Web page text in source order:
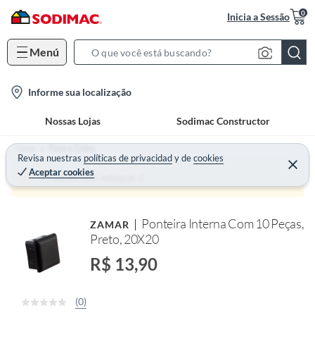
Inicia a Sessão 0
Menú
S
c
h
B
r
a
o
Informe sua localização
Nossas Lojas Sodimac Constructor
Revisa nuestras políticas de privacidadydecookies
Aceptar cookies
Home Pisos e Tintas
Produto sem estoque :(
ZAMAR
Ponteira Interna Com 10 Peças,
Preto, 20X20
R$ 13,90
(0)